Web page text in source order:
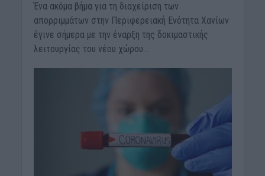
Ένα ακόμα βήμα για τη διαχείριση των
απορριμμάτων στην Περιφερειακή Ενότητα Χανίων
έγινε σήμερα με την έναρξη της δοκιμαστικής
λειτουργίας του νέου χώρου...